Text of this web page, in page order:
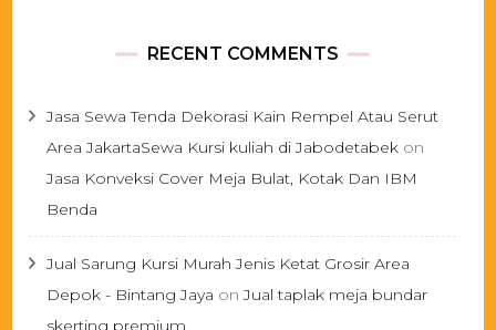
RECENT COMMENTS
Jasa Sewa Tenda Dekorasi Kain Rempel Atau Serut
Area JakartaSewa Kursi kuliah di Jabodetabek on
Jasa Konveksi Cover Meja Bulat, Kotak Dan IBM
Benda
Jual Sarung Kursi Murah Jenis Ketat Grosir Area
Depok - Bintang Jaya onJual taplak meja bundar
skerting premium